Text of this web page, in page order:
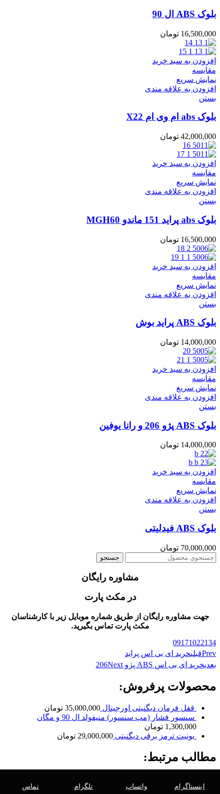
بلوک ABS ال 90
16,500,000 تومان
افزودن به سبد خرید
مقایسه
نمایش سریع
افزودن به علاقه مندی
بستن
بلوک abs ام وی ام X22
42,000,000 تومان
افزودن به سبد خرید
مقایسه
نمایش سریع
افزودن به علاقه مندی
بستن
بلوک abs پراید 151 ماندو MGH60
16,500,000 تومان
افزودن به سبد خرید
مقایسه
نمایش سریع
افزودن به علاقه مندی
بستن
بلوک ABS پراید بوش
14,000,000 تومان
افزودن به سبد خرید
مقایسه
نمایش سریع
افزودن به علاقه مندی
بستن
بلوک ABS پژو 206 و رانا یوفین
14,000,000 تومان
افزودن به سبد خرید
مقایسه
نمایش سریع
افزودن به علاقه مندی
بستن
بلوک ABS فیدلیتی
70,000,000 تومان
جستجو
مشاوره رایگان
در مکث پارت
جهت مشاوره رایگان از طریق شماره موبایل زیر با کارشناسان
مکث پارت تماس بگیرید.
09171022134
Prevقبلیخرید ای بی اس پراید
بعدیخرید ای بی اس ABS پژو 206 Next
محصولات پرفروش:
قفل فرمان دیگنیتی اورجینال 35,000,000 تومان
سنسور فشار (مپ سنسور) منیفولد ال 90 و مگان
1,300,000 تومان
یونیت ترمز برقی دیگنیتی 29,000,000 تومان
مطالب مرتبط:
اینستاگرام واتساپ تلگرام تماس